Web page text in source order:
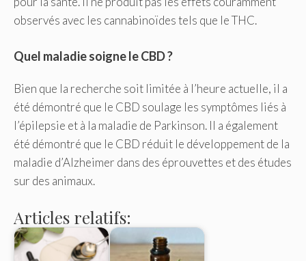
observés avec les cannabinoïdes tels que le THC.
Quel maladie soigne le CBD ?
Bien que la recherche soit limitée à l’heure actuelle, il a
été démontré que le CBD soulage les symptômes liés à
l’épilepsie et à la maladie de Parkinson. Il a également
été démontré que le CBD réduit le développement de la
maladie d’Alzheimer dans des éprouvettes et des études
sur des animaux.
Articles relatifs: